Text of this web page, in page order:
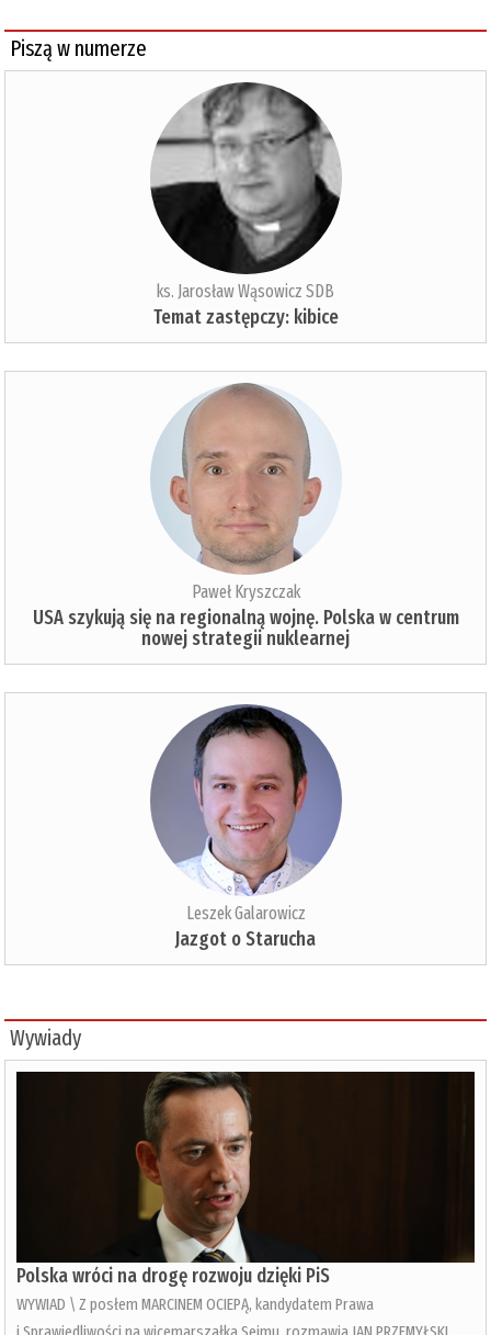
Piszą w numerze
ks. Jarosław Wąsowicz SDB
Temat zastępczy: kibice
Paweł Kryszczak
USA szykują się na regionalną wojnę. Polska w centrum
nowej strategii nuklearnej
Leszek Galarowicz
Jazgot o Starucha
Wywiady
Polska wróci na drogę rozwoju dzięki PiS
WYWIAD \ Z posłem MARCINEM OCIEPĄ, kandydatem Prawa